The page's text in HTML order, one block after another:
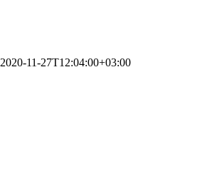
2020-11-27T12:04:00+03:00